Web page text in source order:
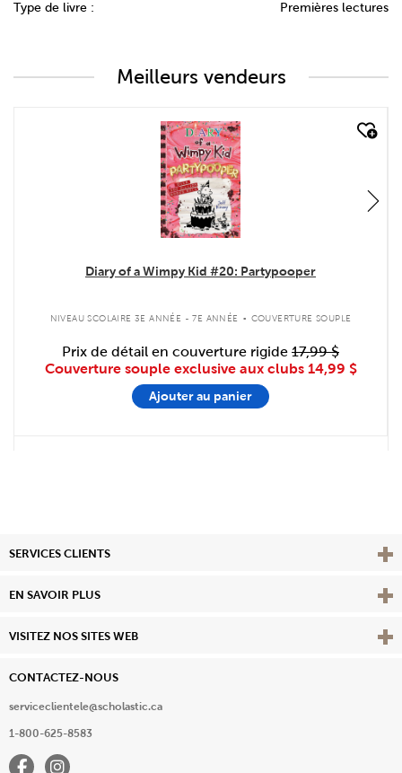
Type de livre :
Premières lectures
Meilleurs vendeurs
quick look
Diary of a Wimpy Kid #20: Partypooper
NIVEAU SCOLAIRE 3E ANNÉE - 7E ANNÉE . COUVERTURE SOUPLE
Prix de détail en couverture rigide 17,99 $
Couverture souple exclusive aux clubs 14,99 $
Ajouter au panier
SERVICES CLIENTS
EN SAVOIR PLUS View
VISITEZ NOS SITES WEB
CONTACTEZ-NOUS
serviceclientele@scholastic.ca
1-800-625-8583
FacebookInstagram